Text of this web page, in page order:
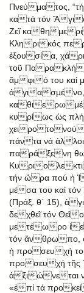
Πνεύματος,
κατά τόν Ἅγι
Ζεῖ καθημε
Κληρικός πε
ἐξουσία, χά
τοῦ Παρακλή
ἄμφιό του καί
ἁγιασμέ
καθιερωμέ
κυρίως ὡς
χειροτονού
πάντα νά ἀλ
παράξενη
Κυριολε
τήν ὥρα πού ἡ
μέσα του καί
(Πράξ. θ΄ 15), ἁ
δεχθεῖ τόν Θεῖ
μετέωρο ἱ
τόν ἄνθρωπο,
ἡ προσευχή
προσευχή τῆς
ἀξιώνεται
«ἐπί τά προ